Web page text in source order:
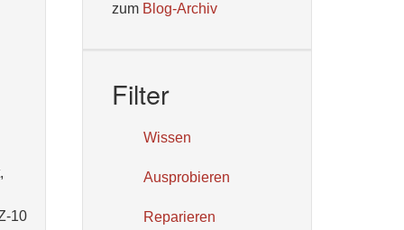
10
zum Blog-Archiv
Filter
Wissen
Ausprobieren
Reparieren